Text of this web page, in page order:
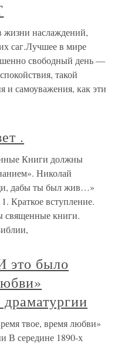
наслаждений,
саг.Лучшее в мире
свободный день —
такой
и самоуважения, как эти
.
Книги должны
Николай
дабы ты был жив…»
Краткое вступление.
священные книги.
это было
твое, время любви»
В середине 1890-х